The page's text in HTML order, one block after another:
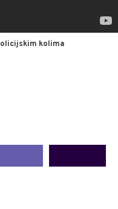
kolima